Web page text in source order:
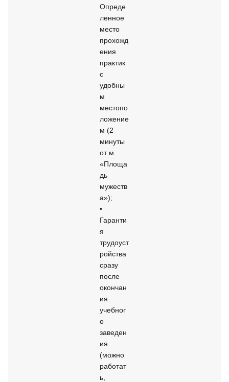
Опреде
ленное
место
прохожд
ения
практик
с
удобны
м
местопо
ложение
м (2
минуты
от м.
«Площа
дь
мужеств
а»);
•
Гаранти
я
трудоуст
ройства
сразу
после
окончан
ия
учебног
о
заведен
ия
(можно
работат
ь,